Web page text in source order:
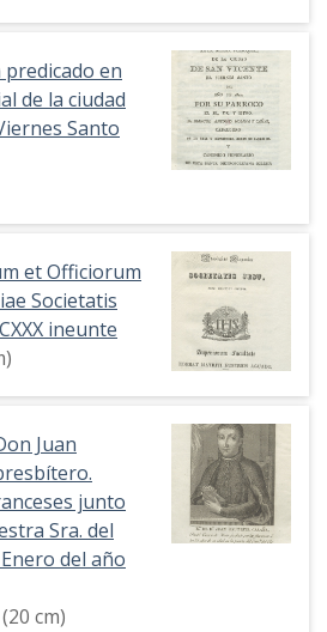
en
de la ciudad
Santo
et Officiorum
Societatis
ineunte
Juan
junto
Sra. del
del año
cm)